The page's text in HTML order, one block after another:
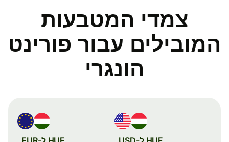
צמדי המטבעות
המובילים עבור פורינט
הונגרי